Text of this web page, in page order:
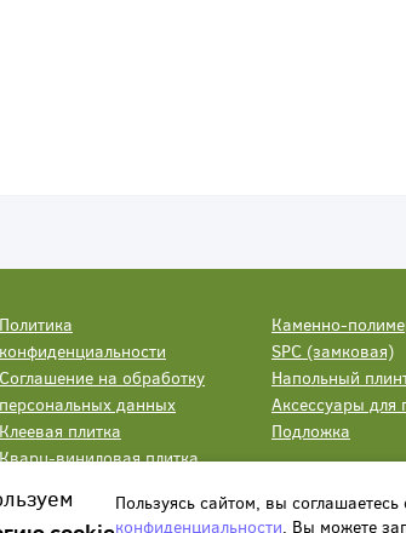
Политика
конфиденциальности
Соглашение на обработку
персональных данных
Клеевая плитка
Кварц-виниловая плитка
Каменно-
SPC (замковая)
Напольный
Аксессуары для
Подложка
Пользуясь сайтом, вы
конфиденциальности. Вы можете